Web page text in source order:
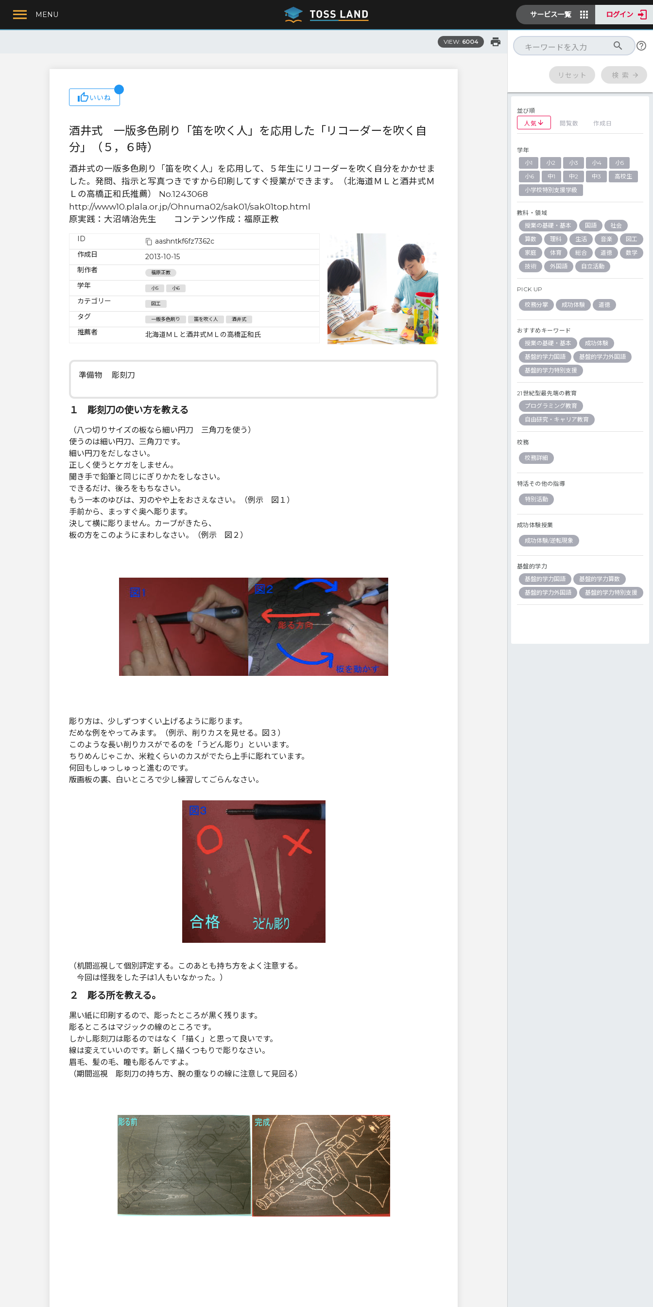
MENU サービス一覧 ログイン
VIEW: 6004
いいね
酒井式 一版多色刷り「笛を吹く人」を応用した「リコーダーを吹く自
分」（５，６時）
酒井式の一版多色刷り「笛を吹く人」を応用して、５年生にリコーダーを吹く自分をかかせま
した。発問、指示と写真つきですから印刷してすぐ授業ができます。（北海道ＭＬと酒井式Ｍ
Ｌの高橋正和氏推薦） No.1243068
http://www10.plala.or.jp/Ohnuma02/sak01/sak01top.html
原実践：大沼靖治先生 コンテンツ作成：福原正教
ID
aashntkf6fz7362c
作成日
2013-10-15
制作者
福原正教
学年 小5 小6
カテゴリー 図工
タグ 一版多色刷り 笛を吹く人 酒井式
推薦者 北海道ＭＬと酒井式ＭＬの高橋正和氏
準備物 彫刻刀
１ 彫刻刀の使い方を教える
（八つ切りサイズの板なら細い円刀 三角刀を使う）
使うのは細い円刀、三角刀です。
細い円刀をだしなさい。
正しく使うとケガをしません。
聞き手で鉛筆と同じにぎりかたをしなさい。
できるだけ、後ろをもちなさい。
もう一本のゆびは、刃のやや上をおさえなさい。（例示 図１）
手前から、まっすぐ奥へ彫ります。
決して横に彫りません。カーブがきたら、
板の方をこのようにまわしなさい。（例示 図２）
彫り方は、少しずつすくい上げるように彫ります。
だめな例をやってみます。（例示、削りカスを見せる。図３）
このような長い削りカスがでるのを「うどん彫り」といいます。
ちりめんじゃこか、米粒くらいのカスがでたら上手に彫れています。
何回もしゅっしゅっと進むのです。
版画板の裏、白いところで少し練習してごらんなさい。
（机間巡視して個別評定する。このあとも持ち方をよく注意する。
今回は怪我をした子は1人もいなかった。）
２ 彫る所を教える。
黒い紙に印刷するので、彫ったところが黒く残ります。
彫るところはマジックの線のところです。
しかし彫刻刀は彫るのではなく「描く」と思って良いです。
線は変えていいのです。新しく描くつもりで彫りなさい。
眉毛、髪の毛、瞳も彫るんですよ。
（期間巡視 彫刻刀の持ち方、腕の重なりの線に注意して見回る）
リセット 検 索
並び順
人気
閲覧数 作成日
学年
小1
小2 小3 小4
小5
小6
中1 中2 中3
高校生
小学校特別支援学級
教科・領域
授業の基礎・基本
国語
社会
算数
理科 生活 音楽
図工
家庭
体育 総合 道徳
数学
技術
外国語 自立活動
PICK UP
校務分掌 成功体験 道徳
おすすめキーワード
授業の基礎・基本
成功体験
基盤的学力国語
基盤的学力外国語
基盤的学力特別支援
21世紀型最先端の教育
プログラミング教育
自由研究・キャリア教育
校務
校務詳細
特活その他の指導
特別活動
成功体験授業
成功体験/逆転現象
基盤的学力
基盤的学力国語
基盤的学力算数
基盤的学力外国語
基盤的学力特別支援